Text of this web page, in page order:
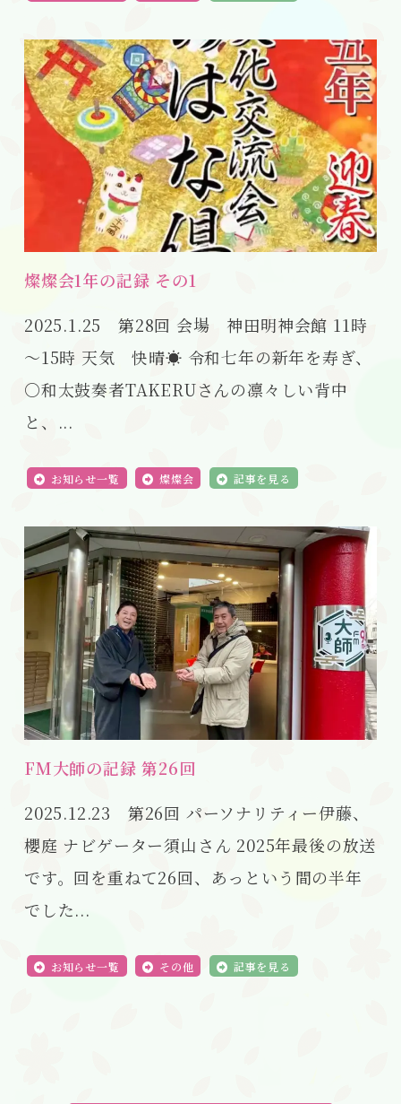
燦燦会1年の記録 その1
2025.1.25 第28回 会場 神田明神会館 11時
～15時 天気 快晴☀️ 令和七年の新年を寿ぎ、
○和太鼓奏者TAKERUさんの凛々しい背中
と、...
お知らせ一覧 燦燦会 記事を見る
FM大師の記録 第26回
2025.12.23 第26回 パーソナリティー伊藤、
櫻庭 ナビゲーター須山さん 2025年最後の放送
です。回を重ねて26回、あっという間の半年
でした...
お知らせ一覧 その他 記事を見る